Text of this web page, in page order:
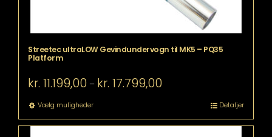
Streetec ultraLOW Gevindundervogn til MK5 – PQ35
Platform
kr. 11.199,00 – kr. 17.799,00
Vælg mulighederDette
vare
har
Detaljer